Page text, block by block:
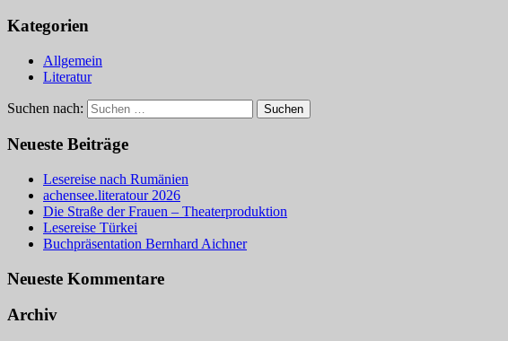
Kategorien
Allgemein
Literatur
Suchen nach:
Neueste Beiträge
Lesereise nach Rumänien
achensee.literatour 2026
Die Straße der Frauen – Theaterproduktion
Lesereise Türkei
Buchpräsentation Bernhard Aichner
Neueste Kommentare
Archiv